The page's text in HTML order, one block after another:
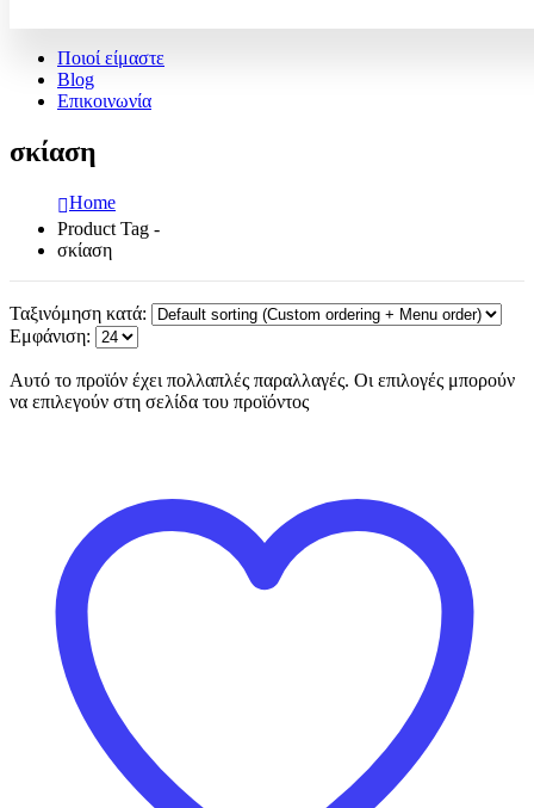
Ποιοί είμαστε
Blog
Επικοινωνία
σκίαση
Home
Product Tag -
σκίαση
Ταξινόμηση κατά:
Εμφάνιση:
Αυτό το προϊόν έχει πολλαπλές παραλλαγές. Οι επιλογές μπορούν
να επιλεγούν στη σελίδα του προϊόντος